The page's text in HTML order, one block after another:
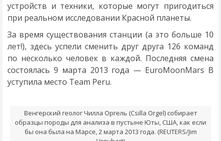
устройств и техники, которые могут пригодиться
при реальном исследовании Красной планеты.
За время существования станции (а это больше 10
лет!), здесь успели сменить друг друга 126 команд
по несколько человек в каждой. Последняя смена
состоялась 9 марта 2013 года — EuroMoonMars B
уступила место Team Peru.
Венгерский геолог Чилла Оргель (Csilla Orgel) собирает
образцы породы для анализа в пустыне Юты, США, как если
бы она была на Марсе, 2 марта 2013 года. (REUTERS/Jim